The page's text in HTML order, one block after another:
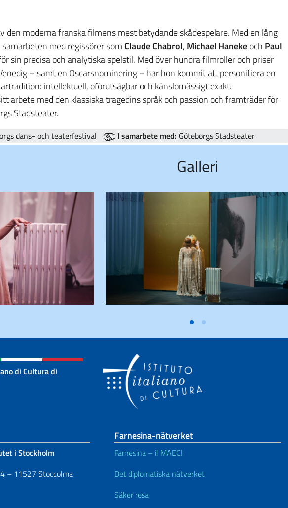
den moderna franska filmens mest betydande skådespelare. Med en lång
med regissörer som Claude Chabrol, Michael Hanekeoch Paul
sin precisa och analytiska spelstil. Med över hundra filmroller och priser
– samt en Oscarsnominering – har hon kommit att personifiera en
intellektuell, oförutsägbar och känslomässigt exakt.
arbete med den klassiska tragedins språk och passion och framträder för
Stadsteater.
dans- och teaterfestival I samarbete med: Göteborgs Stadsteater
Galleri
di Cultura di
i Stockholm
– 11527 Stoccolma
Farnesina-nätverket
Farnesina – il MAECI
Det diplomatiska nätverket
Säker resa